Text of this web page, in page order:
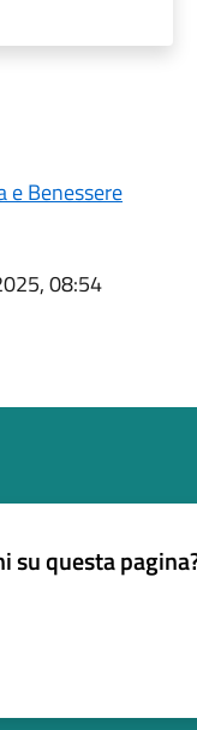
Benessere
08:54
su questa